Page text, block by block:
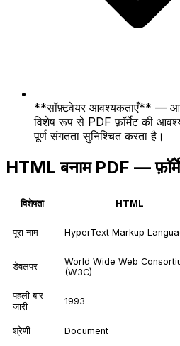
**सॉफ़्टवेयर आवश्यकताएँ** —
विशेष रूप से PDF फ़ॉर्मेट की
पूर्ण संगतता सुनिश्चित करता है।
HTML बनाम PDF —
विशेषता HTML
पूरा नाम HyperText Markup
डेवलपर
World Wide Web
(W3C)
पहली बार
जारी
1993
श्रेणी Document